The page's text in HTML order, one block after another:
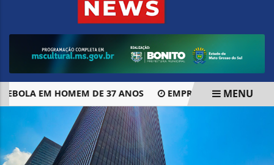
EM HOMEM DE 37 ANOS EMPRESÁRIOS ATACAM
EM ALTA
MENU